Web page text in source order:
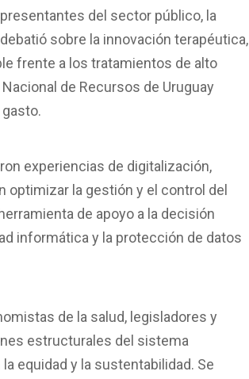
del sector público, la
sobre la innovación terapéutica,
frente a los tratamientos de alto
de Recursos de Uruguay
experiencias de digitalización,
la gestión y el control del
de apoyo a la decisión
informática y la protección de datos
de la salud, legisladores y
estructurales del sistema
equidad y la sustentabilidad. Se